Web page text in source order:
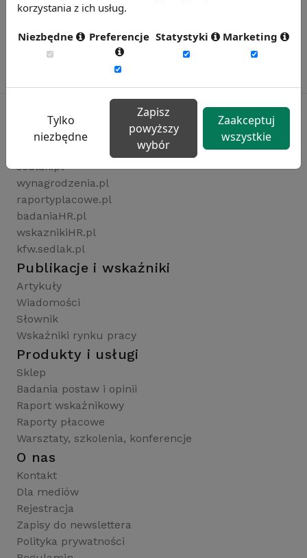
Rynekpracy.pl
sedlak.pl
wynagrodzenia.pl
raportyplacowe.pl
badaniaHR.pl
wskaznikiHR.pl
kfw.sedlak.pl
Publikacje i wskaźniki
Artykuły
Wiadomości
Słownik
Wskaźniki rynku pracy
Produkty i usługi
Sklep
Badania postaw i opinii
Raport wskaźnikowy
Raporty płacowe
Warsztaty, szkolenia, konferencje
O nas
Kontakt
Dla mediów
Rejestracja
Zapisy do newslettera
Polityka prywatności
korzystania z ich usług.
Niezbędne Preferencje Statystyki Marketing
Tylko
niezbędne
Zapisz
powyższy
wybór
Zaakceptuj
wszystkie